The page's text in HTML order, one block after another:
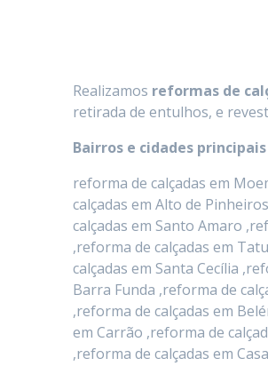
Realizamos reformas de
retirada de entulhos, e
Bairros e cidades
reforma de calçadas em
calçadas em Alto de
calçadas em Santo Amaro
,reforma de calçadas em
calçadas em Santa Cecília
Barra Funda ,reforma de
,reforma de calçadas em
em Carrão ,reforma de
,reforma de calçadas em